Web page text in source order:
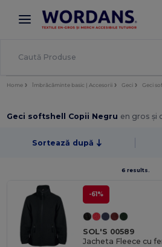
× Aplicația Wordans
Prețuri mai bune în aplicație!
Home Îmbrăcăminte basic | Accesorii Geci Geci
Geci softshell Copii Negru en gros și
Sortează după
6 results.
-61%
SOL'S 00589